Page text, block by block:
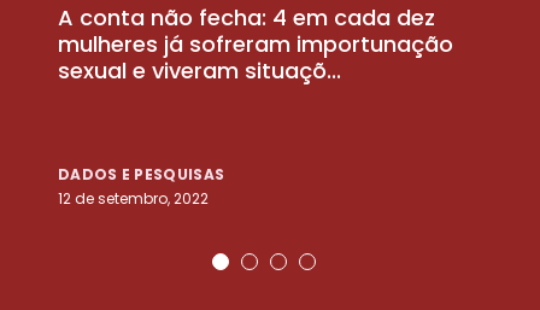
A conta não fecha: 4 em cada dez
mulheres já sofreram importunação
sexual e viveram situaçõ...
DADOS E PESQUISAS
12 de setembro, 2022